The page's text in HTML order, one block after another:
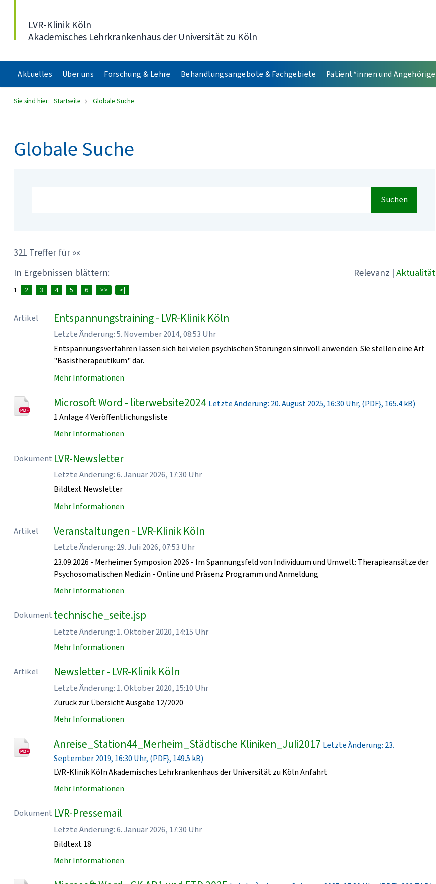
LVR-Klinik Köln
Akademisches Lehrkrankenhaus der Universität zu Köln
Aktuelles Über uns Forschung & Lehre Behandlungsangebote & Fachgebiete Patient*innen und Angehörige
Sie sind hier: Startseite Globale Suche
Globale Suche
Suchen
321 Treffer für »«
In Ergebnissen blättern:
Relevanz | Aktualität
1 2 3 4 5 6 >> >|
Artikel Entspannungstraining - LVR-Klinik Köln
Letzte Änderung: 5. November 2014, 08:53 Uhr
Entspannungsverfahren lassen sich bei vielen psychischen Störungen sinnvoll anwenden. Sie stellen eine Art
"Basistherapeutikum" dar.
Mehr Informationen
Microsoft Word - literwebsite2024 Letzte Änderung: 20. August 2025, 16:30 Uhr, (PDF}, 165.4 kB)
1 Anlage 4 Veröffentlichungsliste
Mehr Informationen
Dokument LVR-Newsletter
Letzte Änderung: 6. Januar 2026, 17:30 Uhr
Bildtext Newsletter
Mehr Informationen
Artikel Veranstaltungen - LVR-Klinik Köln
Letzte Änderung: 29. Juli 2026, 07:53 Uhr
23.09.2026 - Merheimer Symposion 2026 - Im Spannungsfeld von Individuum und Umwelt: Therapieansätze der
Psychosomatischen Medizin - Online und Präsenz Programm und Anmeldung
Mehr Informationen
Dokument technische_seite.jsp
Letzte Änderung: 1. Oktober 2020, 14:15 Uhr
Mehr Informationen
Artikel Newsletter - LVR-Klinik Köln
Letzte Änderung: 1. Oktober 2020, 15:10 Uhr
Zurück zur Übersicht Ausgabe 12/2020
Mehr Informationen
Anreise_Station44_Merheim_Städtische Kliniken_Juli2017 Letzte Änderung: 23.
September 2019, 16:30 Uhr, (PDF}, 149.5 kB)
LVR-Klinik Köln Akademisches Lehrkrankenhaus der Universität zu Köln Anfahrt
Mehr Informationen
Dokument LVR-Pressemail
Letzte Änderung: 6. Januar 2026, 17:30 Uhr
Bildtext 18
Mehr Informationen